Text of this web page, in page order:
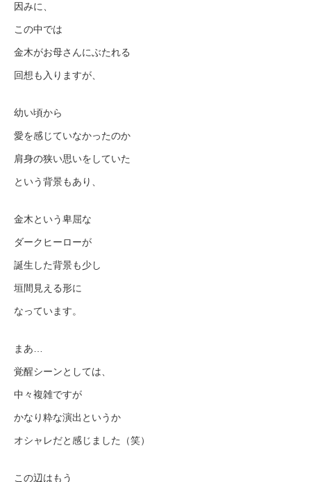
因みに、
この中では
金木がお母さんにぶたれる
回想も入りますが、
幼い頃から
愛を感じていなかったのか
肩身の狭い思いをしていた
という背景もあり、
金木という卑屈な
ダークヒーローが
誕生した背景も少し
垣間見える形に
なっています。
まあ…
覚醒シーンとしては、
中々複雑ですが
かなり粋な演出というか
オシャレだと感じました（笑）
この辺はもう